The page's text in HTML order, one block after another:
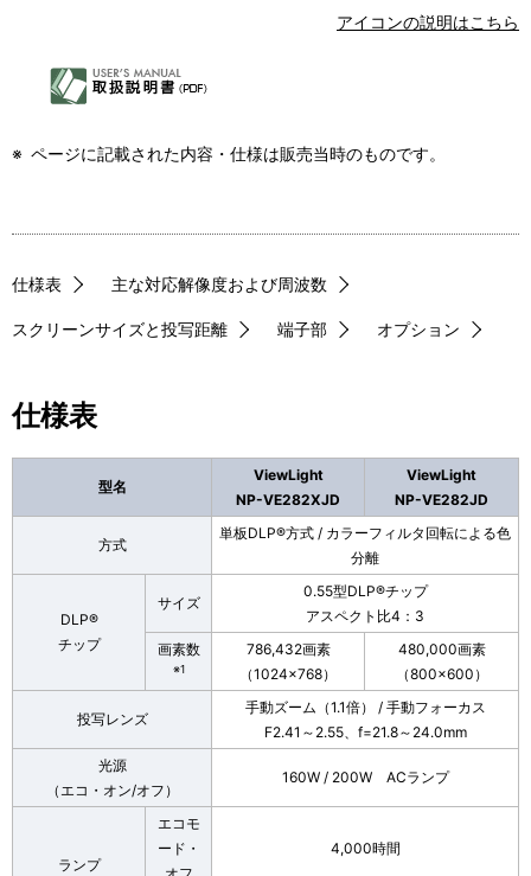
い
。
アイコンの説明はこちら
※ ページに記載された内容・仕様は販売当時のものです。
仕様表 主な対応解像度および周波数
スクリーンサイズと投写距離 端子部 オプション
仕様表
型名
ViewLight
NP-VE282XJD
ViewLight
NP-VE282JD
方式
単板DLP®方式 / カラーフィルタ回転による色
分離
DLP®
チップ
サイズ
0.55型DLP®チップ
アスペクト比4：3
画素数
※1
786,432画素
（1024×768）
480,000画素
（800×600）
投写レンズ
手動ズーム（1.1倍） / 手動フォーカス
F2.41～2.55、f=21.8～24.0mm
光源
（エコ・オン/オフ）
160W / 200W ACランプ
ランプ
エコモ
ード・
4,000時間